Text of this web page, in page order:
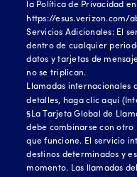
la Política de Privacidad en
https://esus.verizon.com/
Servicios Adicionales: El
dentro de cualquier
datos y tarjetas de
no se triplican.
Llamadas internacionales
detalles, haga clicaquí
§La Tarjeta Global de
debe combinarse con otro
que funcione. El servicio
destinos determinados y
momento. Las llamadas